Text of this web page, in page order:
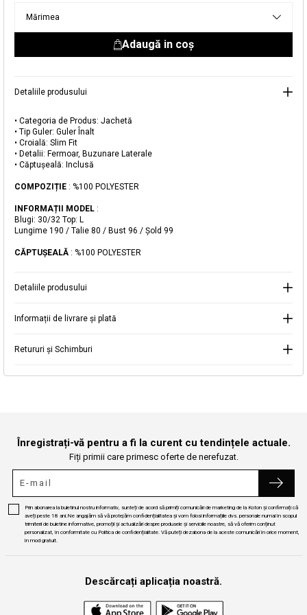
Mărimea
Adaugă in coş
Detaliile produsului
• Categoria de Produs: Jachetă
• Tip Guler: Guler Înalt
• Croială: Slim Fit
• Detalii: Fermoar, Buzunare Laterale
• Căptușeală: Inclusă
COMPOZIȚIE : %100 POLYESTER
INFORMAȚII MODEL :
Blugi: 30/32 Top: L
Lungime 190 / Talie 80 / Bust 96 / Şold 99
CĂPTUŞEALĂ : %100 POLYESTER
Detaliile produsului
Informații de livrare și plată
Retururi și Schimburi
Înregistrați-vă pentru a fi la curent cu tendințele actuale.
Fiți primii care primesc oferte de nerefuzat.
Prin abonarea la buletinul nostru informativ, sunteți de acord să primiți comunicări de marketing de la Koton și confirmați că
aveți peste 18 ani.Ne angajăm să vă protejăm confidențialitatea și vom folosi informațiile dvs. personale numai în scopul
trimiterii de buletine informative, promoții și actualizări despre produsele și serviciile noastre, să vă oferim conținut
personalizat, în conformitate cu Politica de confidențialitate. Vă puteți dezabona de la aceste comunicări în orice moment,
în mod gratuit.
Descărcați aplicația noastră.
Magazinele noastre
Puteți ajunge la magazinul KOTON pe care îl căutați
Selectați Judet
vom trimite o notificare la adresa
livrare aici.
Adăugat în coș
Jachetă Puffer cu Guler Înalt
149,99 RON